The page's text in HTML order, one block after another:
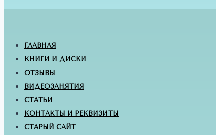
ГЛАВНАЯ
КНИГИ И ДИСКИ
ОТЗЫВЫ
ВИДЕОЗАНЯТИЯ
СТАТЬИ
КОНТАКТЫ И РЕКВИЗИТЫ
СТАРЫЙ САЙТ